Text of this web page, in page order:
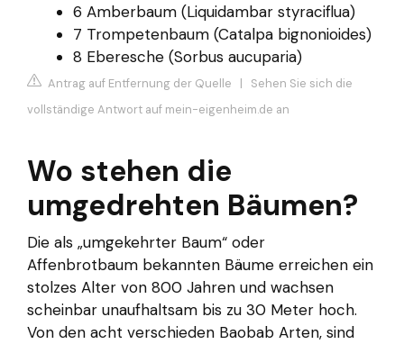
6 Amberbaum (Liquidambar styraciflua)
7 Trompetenbaum (Catalpa bignonioides)
8 Eberesche (Sorbus aucuparia)
Antrag auf Entfernung der Quelle | Sehen Sie sich die
vollständige Antwort auf mein-eigenheim.de an
Wo stehen die
umgedrehten Bäumen?
Die als „umgekehrter Baum“ oder
Affenbrotbaum bekannten Bäume erreichen ein
stolzes Alter von 800 Jahren und wachsen
scheinbar unaufhaltsam bis zu 30 Meter hoch.
Von den acht verschieden Baobab Arten, sind